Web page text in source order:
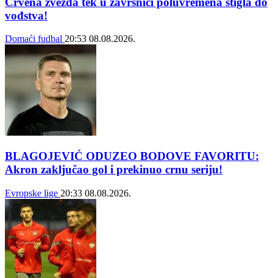
vođstva!
Domaći fudbal 20:53 08.08.2026.
BLAGOJEVIĆ ODUZEO BODOVE FAVORITU:
Akron zaključao gol i prekinuo crnu seriju!
Evropske lige 20:33 08.08.2026.